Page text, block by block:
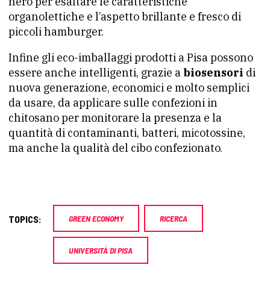
organolettiche e l’aspetto brillante e fresco di
piccoli hamburger.
Infine gli eco-imballaggi prodotti a Pisa possono
essere anche intelligenti, grazie a biosensori di
nuova generazione, economici e molto semplici
da usare, da applicare sulle confezioni in
chitosano per monitorare la presenza e la
quantità di contaminanti, batteri, micotossine,
ma anche la qualità del cibo confezionato.
TOPICS: GREEN ECONOMY RICERCA
UNIVERSITÀ DI PISA